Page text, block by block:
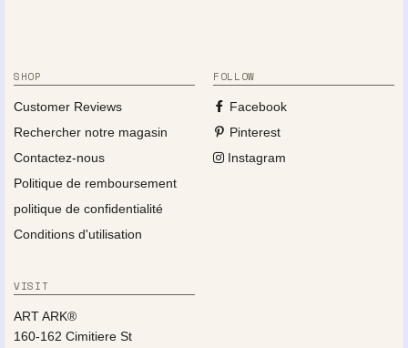
SHOP
Customer Reviews
Rechercher notre magasin
Contactez-nous
Politique de remboursement
politique de confidentialité
Conditions d'utilisation
FOLLOW
Facebook
Pinterest
Instagram
VISIT
ART ARK®
160-162 Cimitiere St